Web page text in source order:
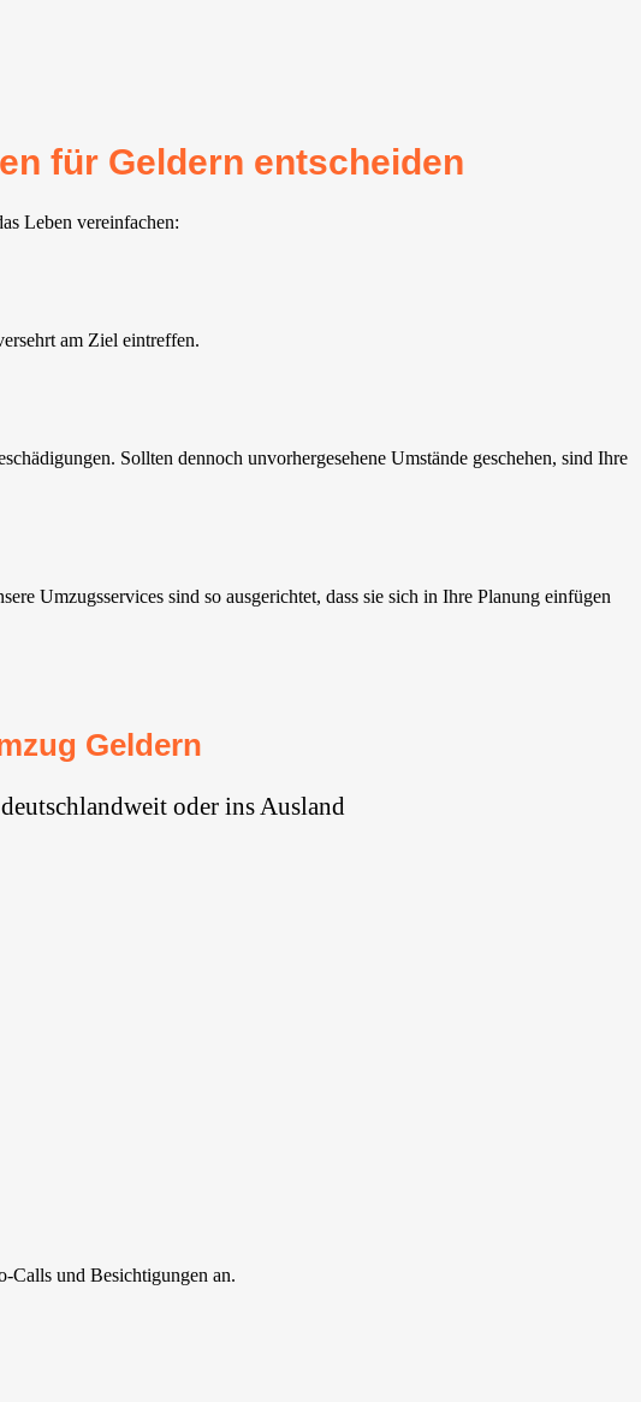
für Geldern entscheiden
Leben vereinfachen:
am Ziel eintreffen.
Sollten dennoch unvorhergesehene Umstände geschehen, sind Ihre
Umzugsservices sind so ausgerichtet, dass sie sich in Ihre Planung einfügen
Geldern
oder ins Ausland
Calls und Besichtigungen an.